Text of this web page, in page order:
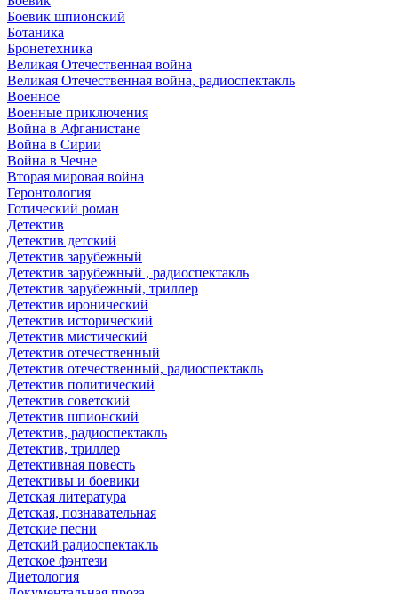
Боевик шпионский
Ботаника
Бронетехника
Великая Отечественная война
Великая Отечественная война, радиоспектакль
Военное
Военные приключения
Война в Афганистане
Война в Сирии
Война в Чечне
Вторая мировая война
Геронтология
Готический роман
Детектив
Детектив детский
Детектив зарубежный
Детектив зарубежный , радиоспектакль
Детектив зарубежный, триллер
Детектив иронический
Детектив исторический
Детектив мистический
Детектив отечественный
Детектив отечественный, радиоспектакль
Детектив политический
Детектив советский
Детектив шпионский
Детектив, радиоспектакль
Детектив, триллер
Детективная повесть
Детективы и боевики
Детская литература
Детская, познавательная
Детские песни
Детский радиоспектакль
Детское фэнтези
Диетология